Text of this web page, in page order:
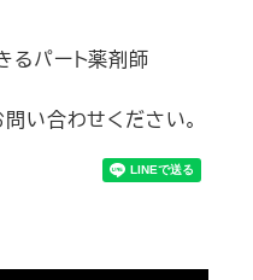
るパート薬剤師
い合わせください。